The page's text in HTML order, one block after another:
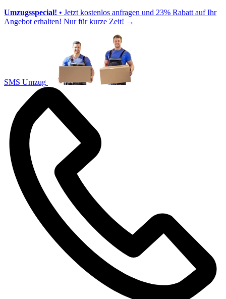
Umzugsspecial! • Jetzt kostenlos anfragen und 23% Rabatt auf Ihr
Angebot erhalten! Nur für kurze Zeit! →
SMS Umzug